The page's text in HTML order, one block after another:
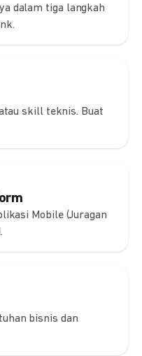
dalam tiga langkah
skill teknis. Buat
Mobile (Juragan
bisnis dan